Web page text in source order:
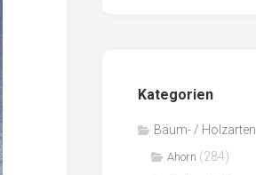
Kategorien
Bäum- / Holzarten
Ahorn (284)